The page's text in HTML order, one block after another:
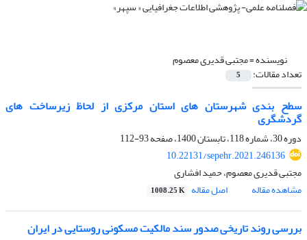
نویسنده =مجتبی قدیری معصوم
تعداد مقالات: 5
سطح بندی شهرستان های استان مرکزی از لحاظ زیرساخت های
گردشگری
دوره 30، شماره 118، تابستان 1400، صفحه
93-112
10.22131/sepehr.2021.246136
مجتبی قدیری معصوم، حمید افشاری
مشاهده مقاله
اصل مقاله 1008.25 K
بررسی روند تاریخی صدور سند مالکیت مسکونی روستایی در ایران